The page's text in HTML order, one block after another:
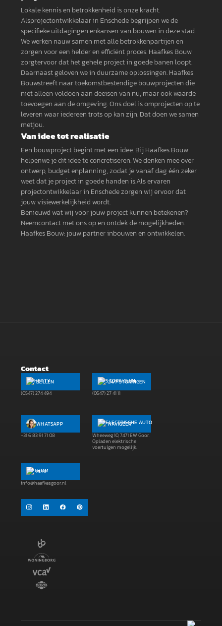
Lokale kennis en betrokkenheid is onze kracht.
Alsprojectontwikkelaar in Enschede begrijpen we de
specifieke uitdagingen enkansen van bouwen in deze stad.
We werken nauw samen met alle betrokkenpartijen en
zorgen voor een helder en efficiënt proces. Haafkes Bouw
zorgtervoor dat het gehele project in goede banen loopt.
Daarnaast geloven we in duurzame oplossingen. Haafkes
Bouwstreeft naar toekomstbestendige bouwprojecten die
niet alleen voldoen aan deeisen van nu, maar ook waarde
toevoegen aan de omgeving. Ons doel is omprojecten op te
leveren waar iedereen trots op kan zijn. Dat doen we samen
metjou.
Van idee tot realisatie
Een bouwproject begint met een idee. Bij Haafkes Bouw
helpenwe je dit idee te concretiseren. We denken mee over
ontwerp, budget enplanning, zodat je vanaf dag één zeker
weet dat je project in goede handen is.Als ervaren
projectontwikkelaar in Enschede zorgen wij ervoor dat
jouw visiewerkelijkheid wordt.
Benieuwd wat wij voor jouw project kunnen betekenen?
Neemcontact met ons op en ontdek de mogelijkheden.
Haafkes Bouw: jouw partner inbouwen en ontwikkelen.
Contact
BELLEN
(0547) 274 494
24/7 STORINGEN
(0547) 27 41 11
WHATSAPP
+31 6 83 91 71 08
NAVIGEER
Wheeweg 10, 7471 EW Goor.
Opladen elektrische
voertuigen mogelijk.
MAIL
info@haafkesgoor.nl